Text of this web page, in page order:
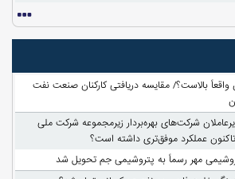
واقعاً بالاست؟/ مقایسه دریافتی کارکنان صنعت نفت
شرکت‌های بهره‌بردار زیرمجموعه شرکت ملی
عملکرد موفق‌تری داشته است؟
مهر رسماً به پتروشیمی جم تحویل شد